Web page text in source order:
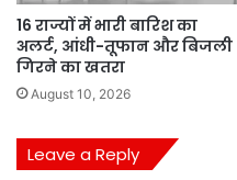
16 राज्यों में भारी बारिश का
अलर्ट, आंधी-तूफान और बिजली
गिरने का खतरा
August 10, 2026
Leave a Reply